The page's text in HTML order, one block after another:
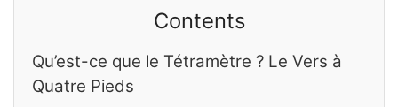
Contents
Qu’est-ce que le Tétramètre ? Le Vers à
Quatre Pieds